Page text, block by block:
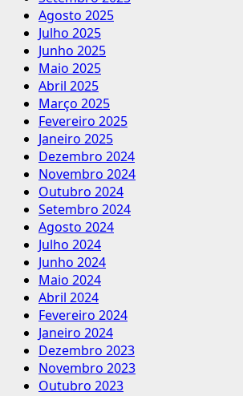
Agosto 2025
Julho 2025
Junho 2025
Maio 2025
Abril 2025
Março 2025
Fevereiro 2025
Janeiro 2025
Dezembro 2024
Novembro 2024
Outubro 2024
Setembro 2024
Agosto 2024
Julho 2024
Junho 2024
Maio 2024
Abril 2024
Fevereiro 2024
Janeiro 2024
Dezembro 2023
Novembro 2023
Outubro 2023